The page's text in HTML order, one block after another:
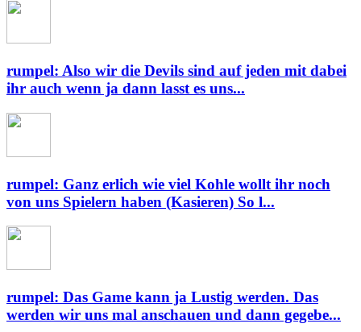
rumpel: Also wir die Devils sind auf jeden mit dabei
ihr auch wenn ja dann lasst es uns...
rumpel: Ganz erlich wie viel Kohle wollt ihr noch
von uns Spielern haben (Kasieren) So l...
rumpel: Das Game kann ja Lustig werden. Das
werden wir uns mal anschauen und dann gegebe...